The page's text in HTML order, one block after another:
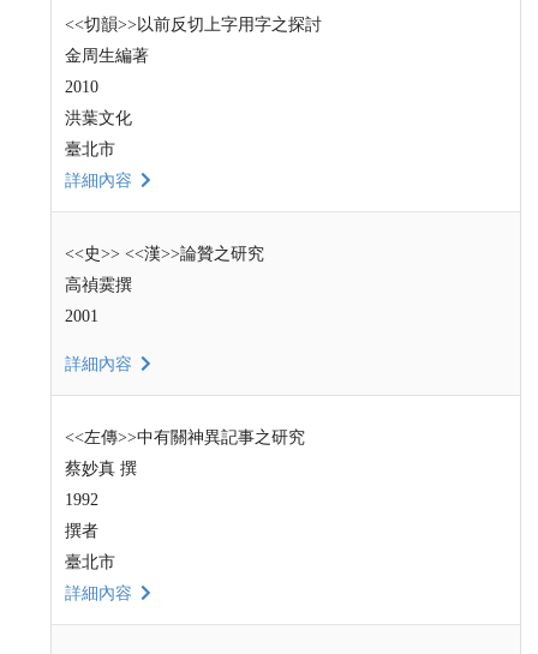
<<切韻>>以前反切上字用字之探討
金周生編著
2010
洪葉文化
臺北市
詳細內容
<<史>> <<漢>>論贊之研究
高禎霙撰
2001
詳細內容
<<左傳>>中有關神異記事之研究
蔡妙真 撰
1992
撰者
臺北市
詳細內容